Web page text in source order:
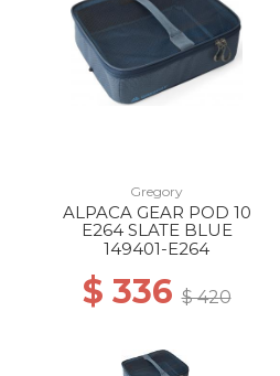
Gregory
ALPACA GEAR POD 10
E264 SLATE BLUE
149401-E264
$ 336$ 420